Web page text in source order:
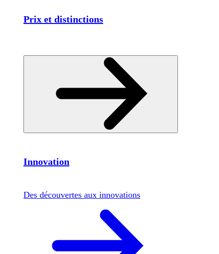
Prix et distinctions
Innovation
Des découvertes aux innovations